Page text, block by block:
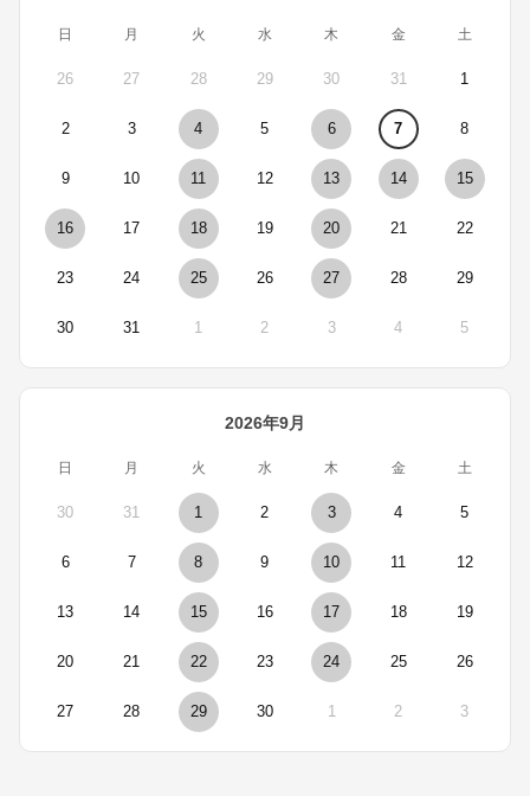
日 月 火 水 木 金 土
26 27 28 29 30 31 1
2 3 4 5 6 7 8
9 10 11 12 13 14 15
16 17 18 19 20 21 22
23 24 25 26 27 28 29
30 31 1 2 3 4 5
2026年9月
日 月 火 水 木 金 土
30 31 1 2 3 4 5
6 7 8 9 10 11 12
13 14 15 16 17 18 19
20 21 22 23 24 25 26
27 28 29 30 1 2 3